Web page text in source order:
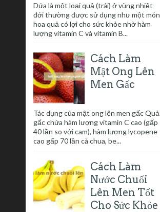
Dứa là một loại quả (trái) ở vùng nhiệt
đới thường được sử dụng như một món
hoa quả có lợi cho sức khỏe nhờ hàm
lượng vitamin C và vitamin B...
Cách Làm
Mật Ong Lên
Men Gấc
Tác dụng của mật ong lên men gấc Quả
gấc chứa hàm lượng vitamin C cao (gấp
40 lần so với cam), hàm lượng lycopene
cao gấp 70 lần cà chua, be...
Cách Làm
Nước Chuối
Lên Men Tốt
Cho Sức Khỏe